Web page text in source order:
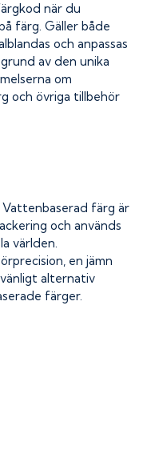
när du
färg. Gäller både
och anpassas
av den unika
om
och övriga tillbehör
färg är
och används
världen.
en jämn
alternativ
färger.